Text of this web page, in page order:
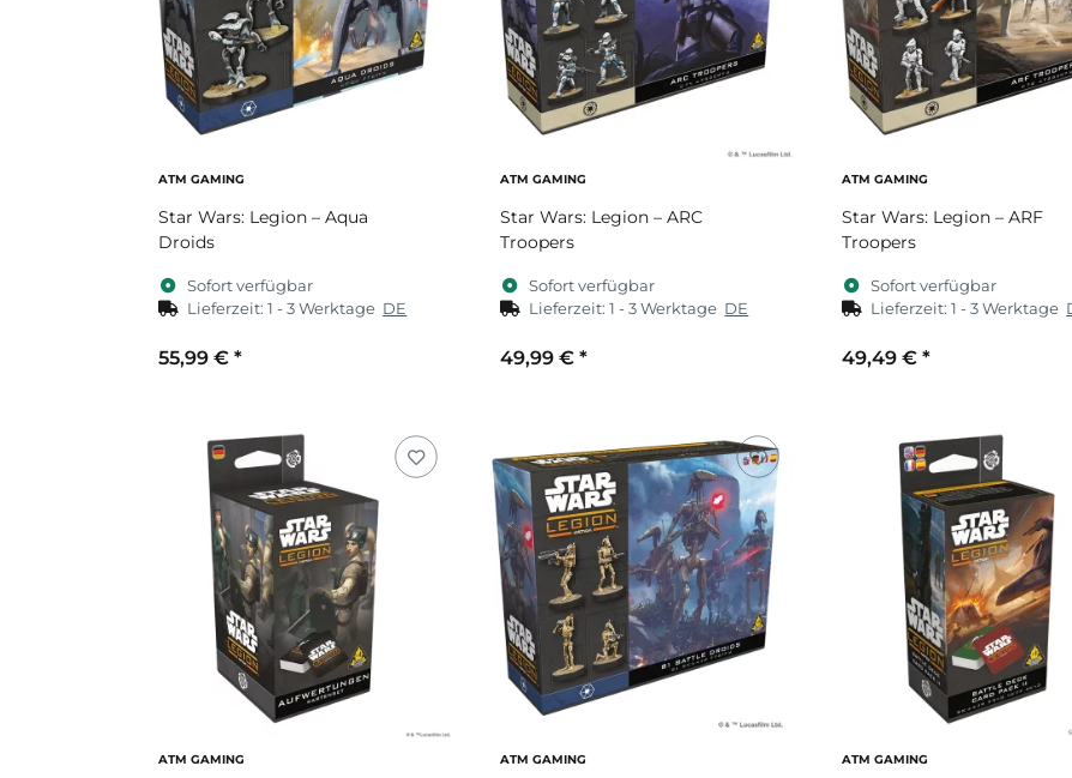
ATM GAMING
Star Wars: Legion – Aqua
Droids
Sofort verfügbar
Lieferzeit:1 - 3 Werktage DE
55,99 € *
ATM GAMING
Star Wars: Legion – ARC
Troopers
Sofort verfügbar
Lieferzeit:1 - 3 Werktage DE
49,99 € *
ATM GAMING
Star Wars: Legion – ARF
Troopers
Sofort verfügbar
Lieferzeit:1 - 3 Werktage
49,49 € *
ATM GAMING ATM GAMING ATM GAMING